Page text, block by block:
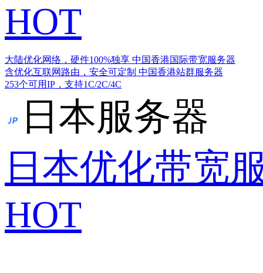
HOT
大陆优化网络，硬件100%独享 中国香港国际带宽服务器
含优化互联网路由，安全可定制 中国香港站群服务器
253个可用IP，支持1C/2C/4C
日本服务器
日本优化带宽
HOT